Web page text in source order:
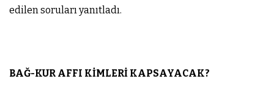
edilen soruları yanıtladı.
BAĞ-KUR AFFI KİMLERİ KAPSAYACAK?